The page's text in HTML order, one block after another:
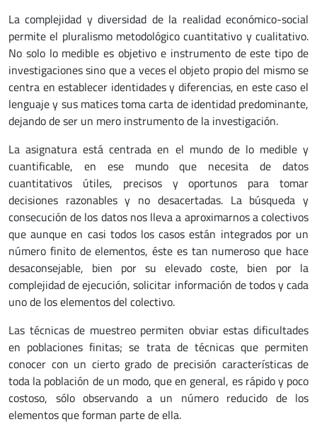
La complejidad y diversidad de la realidad económico-social
permite el pluralismo metodológico cuantitativo y cualitativo.
No solo lo medible es objetivo e instrumento de este tipo de
investigaciones sino que a veces el objeto propio del mismo se
centra en establecer identidades y diferencias, en este caso el
lenguaje y sus matices toma carta de identidad predominante,
dejando de ser un mero instrumento de la investigación.
La asignatura está centrada en el mundo de lo medible y
cuantificable, en ese mundo que necesita de datos
cuantitativos útiles, precisos y oportunos para tomar
decisiones razonables y no desacertadas. La búsqueda y
consecución de los datos nos lleva a aproximarnos a colectivos
que aunque en casi todos los casos están integrados por un
número finito de elementos, éste es tan numeroso que hace
desaconsejable, bien por su elevado coste, bien por la
complejidad de ejecución, solicitar información de todos y cada
uno de los elementos del colectivo.
Las técnicas de muestreo permiten obviar estas dificultades
en poblaciones finitas; se trata de técnicas que permiten
conocer con un cierto grado de precisión características de
toda la población de un modo, que en general, es rápido y poco
costoso, sólo observando a un número reducido de los
elementos que forman parte de ella.